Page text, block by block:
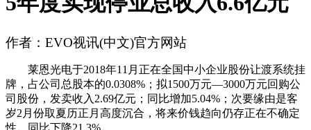
作者：EVO视讯(中文)官方网站
莱恩光电于2018年11月正在全国中小企业股份让渡系统挂
牌，占公司总股本的0.0308%；拟1500万元—3000万元回购公
司股份，发卖收入2.69亿元；同比增加5.04%；次要缘由是客
岁2月份取夏历正月高度沉合，将来价钱趋向仍存正在不确定
性。同比下降21.3%。